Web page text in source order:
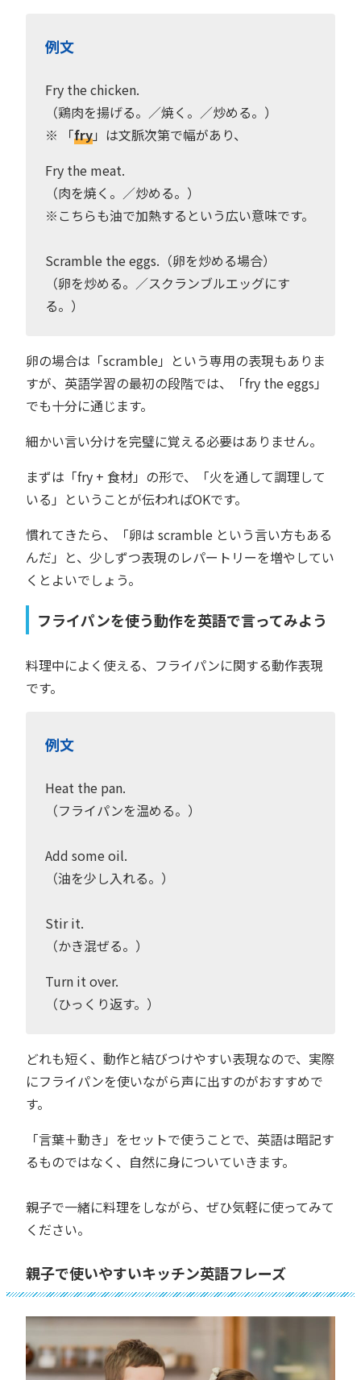
例文
Fry the chicken.
（鶏肉を揚げる。／焼く。／炒める。）
※ 「fry」は文脈次第で幅があり、
Fry the meat.
（肉を焼く。／炒める。）
※こちらも油で加熱するという広い意味です。
Scramble the eggs.（卵を炒める場合）
（卵を炒める。／スクランブルエッグにす
る。）
卵の場合は「scramble」という専用の表現もありま
すが、英語学習の最初の段階では、「fry the eggs」
でも十分に通じます。
細かい言い分けを完璧に覚える必要はありません。
まずは「fry + 食材」の形で、「火を通して調理して
いる」ということが伝わればOKです。
慣れてきたら、「卵は scramble という言い方もある
んだ」と、少しずつ表現のレパートリーを増やしてい
くとよいでしょう。
フライパンを使う動作を英語で言ってみよう
料理中によく使える、フライパンに関する動作表現
です。
例文
Heat the pan.
（フライパンを温める。）
Add some oil.
（油を少し入れる。）
Stir it.
（かき混ぜる。）
Turn it over.
（ひっくり返す。）
どれも短く、動作と結びつけやすい表現なので、実際
にフライパンを使いながら声に出すのがおすすめで
す。
「言葉＋動き」をセットで使うことで、英語は暗記す
るものではなく、自然に身についていきます。
親子で一緒に料理をしながら、ぜひ気軽に使ってみて
ください。
親子で使いやすいキッチン英語フレーズ